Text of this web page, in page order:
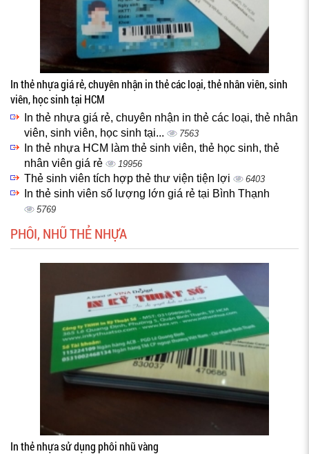
In thẻ nhựa giá rẻ, chuyên nhận in thẻ các loại, thẻ nhân viên, sinh
viên, học sinh tại HCM
In thẻ nhựa giá rẻ, chuyên nhận in thẻ các loại, thẻ nhân
viên, sinh viên, học sinh tại...
7563
In thẻ nhựa HCM làm thẻ sinh viên, thẻ học sinh, thẻ
nhân viên giá rẻ
19956
Thẻ sinh viên tích hợp thẻ thư viện tiện lợi 6403
In thẻ sinh viên số lượng lớn giá rẻ tại Bình Thạnh
5769
PHÔI, NHŨ THẺ NHỰA
In thẻ nhựa sử dụng phôi nhũ vàng